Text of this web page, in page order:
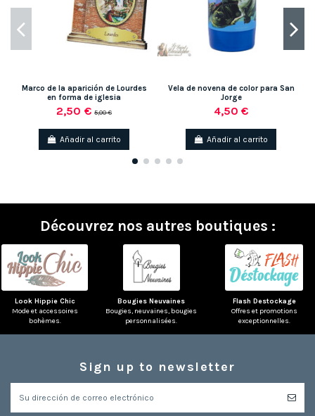
Marco de la aparición de Lourdes
en forma de iglesia
2,50 €5,00 €
Añadir al carrito
Vela de novena de color para San
Jorge
4,50 €
Añadir al carrito
Découvrez nos autres boutiques :
Look Hippie Chic
Mode et accessoires
bohèmes.
Bougies Neuvaines
Bougies, neuvaines, bougies
personnalisées.
Flash Destockage
Offres et promotions
exceptionnelles.
Sign up to newsletter